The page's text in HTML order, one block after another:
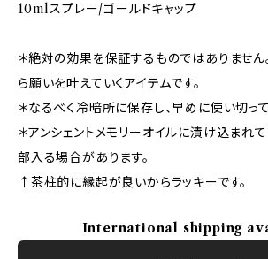
10mlスプレー/ゴールドキャップ
＊絶対の効果を保証するものではありません
ら願いを叶えていくアイテムです。
＊なるべく冷暗所に保存し、早めに使い切って
＊アンシェントメモリーオイルに漬け込まれ
部入る場合があります。
↑茶柱的に縁起が良いからラッキーです。
International shipping